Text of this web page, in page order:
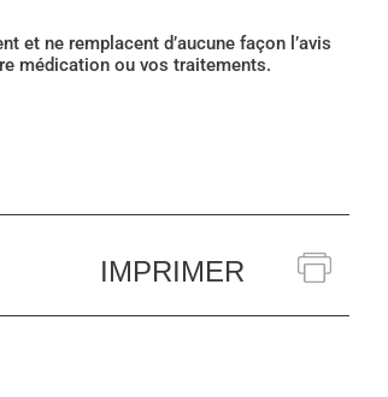
ne remplacent d’aucune façon l’avis
médication ou vos traitements.
IMPRIMER